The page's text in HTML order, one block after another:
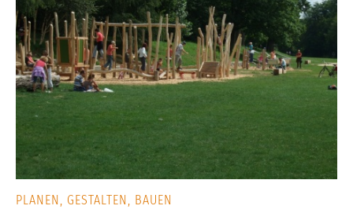
PLANEN, GESTALTEN, BAUEN